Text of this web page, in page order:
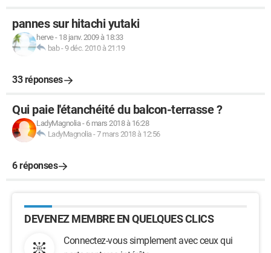
pannes sur hitachi yutaki
herve- 18 janv. 2009 à 18:33
bab-9 déc. 2010 à 21:19
33 réponses
Qui paie l'étanchéité du balcon-terrasse ?
LadyMagnolia- 6 mars 2018 à 16:28
LadyMagnolia -7 mars 2018 à 12:56
6 réponses
DEVENEZ MEMBRE EN QUELQUES CLICS
Connectez-vous simplement avec ceux qui